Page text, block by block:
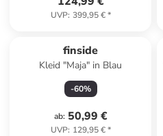
UVP: 399,95 €*
finside
Kleid "Maja" in Blau
-60%
ab: 50,99 €
UVP: 129,95 €*